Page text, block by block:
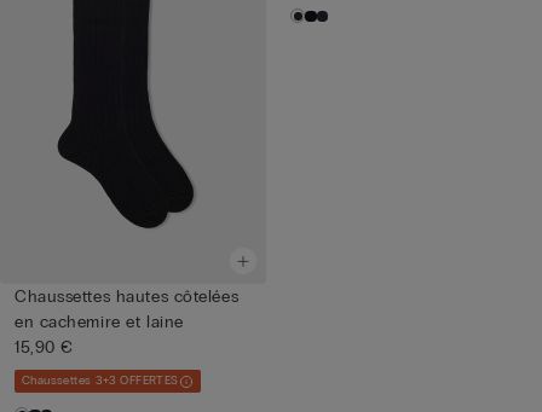
Chaussettes hautes côtelées
en cachemire et laine
15,90 €
Chaussettes 3+3 OFFERTES